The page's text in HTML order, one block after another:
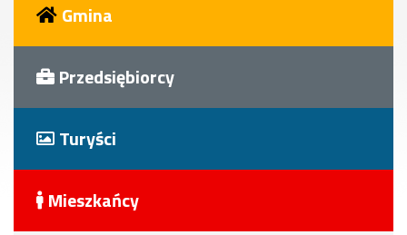
Gmina
Przedsiębiorcy
Turyści
Mieszkańcy